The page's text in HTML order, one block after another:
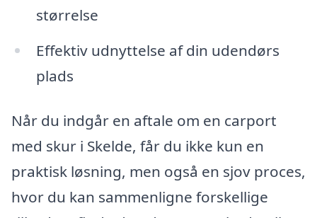
størrelse
Effektiv udnyttelse af din udendørs
plads
Når du indgår en aftale om en carport
med skur i Skelde, får du ikke kun en
praktisk løsning, men også en sjov proces,
hvor du kan sammenligne forskellige